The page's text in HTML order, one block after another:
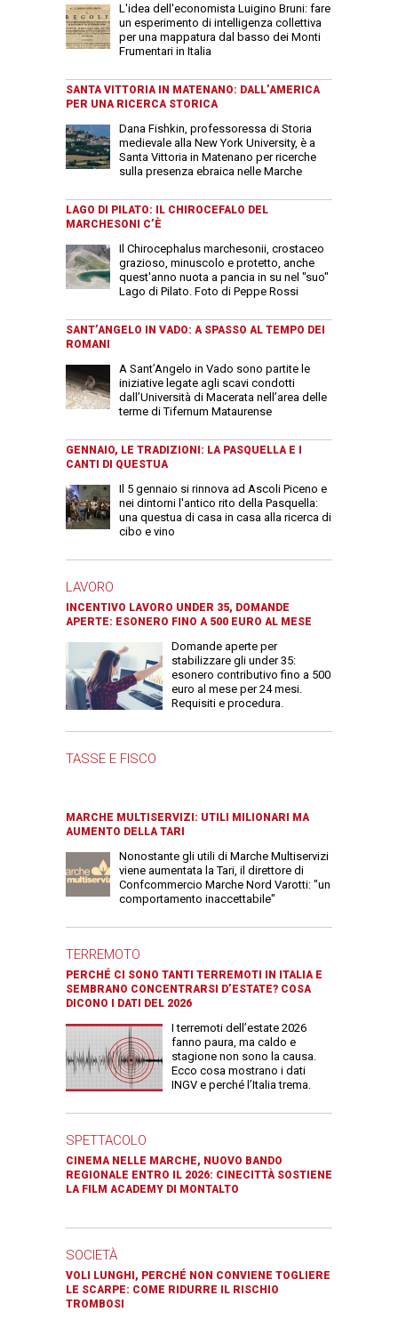
L'idea dell'economista Luigino Bruni: fare
un esperimento di intelligenza collettiva
per una mappatura dal basso dei Monti
Frumentari in Italia
SANTA VITTORIA IN MATENANO: DALL’AMERICA
PER UNA RICERCA STORICA
Dana Fishkin, professoressa di Storia
medievale alla New York University, è a
Santa Vittoria in Matenano per ricerche
sulla presenza ebraica nelle Marche
LAGO DI PILATO: IL CHIROCEFALO DEL
MARCHESONI C’È
Il Chirocephalus marchesonii, crostaceo
grazioso, minuscolo e protetto, anche
quest'anno nuota a pancia in su nel "suo"
Lago di Pilato. Foto di Peppe Rossi
SANT’ANGELO IN VADO: A SPASSO AL TEMPO DEI
ROMANI
A Sant’Angelo in Vado sono partite le
iniziative legate agli scavi condotti
dall’Università di Macerata nell’area delle
terme di Tifernum Mataurense
GENNAIO, LE TRADIZIONI: LA PASQUELLA E I
CANTI DI QUESTUA
Il 5 gennaio si rinnova ad Ascoli Piceno e
nei dintorni l'antico rito della Pasquella:
una questua di casa in casa alla ricerca di
cibo e vino
LAVORO
INCENTIVO LAVORO UNDER 35, DOMANDE
APERTE: ESONERO FINO A 500 EURO AL MESE
Domande aperte per
stabilizzare gli under 35:
esonero contributivo fino a 500
euro al mese per 24 mesi.
Requisiti e procedura.
TASSE E FISCO
MARCHE MULTISERVIZI: UTILI MILIONARI MA
AUMENTO DELLA TARI
Nonostante gli utili di Marche Multiservizi
viene aumentata la Tari, il direttore di
Confcommercio Marche Nord Varotti: "un
comportamento inaccettabile"
TERREMOTO
PERCHÉ CI SONO TANTI TERREMOTI IN ITALIA E
SEMBRANO CONCENTRARSI D’ESTATE? COSA
DICONO I DATI DEL 2026
I terremoti dell’estate 2026
fanno paura, ma caldo e
stagione non sono la causa.
Ecco cosa mostrano i dati
INGV e perché l’Italia trema.
SPETTACOLO
CINEMA NELLE MARCHE, NUOVO BANDO
REGIONALE ENTRO IL 2026: CINECITTÀ SOSTIENE
LA FILM ACADEMY DI MONTALTO
SOCIETÀ
VOLI LUNGHI, PERCHÉ NON CONVIENE TOGLIERE
LE SCARPE: COME RIDURRE IL RISCHIO
TROMBOSI